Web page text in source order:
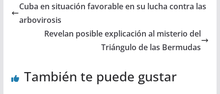
Cuba en situación favorable en su lucha contra las
arbovirosis
Revelan posible explicación al misterio del
Triángulo de las Bermudas
También te puede gustar